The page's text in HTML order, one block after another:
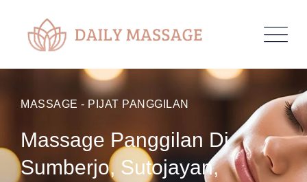
MASSAGE - PIJAT PANGGILAN
Massage Panggilan Di
Sumberjo, Sutojayan,